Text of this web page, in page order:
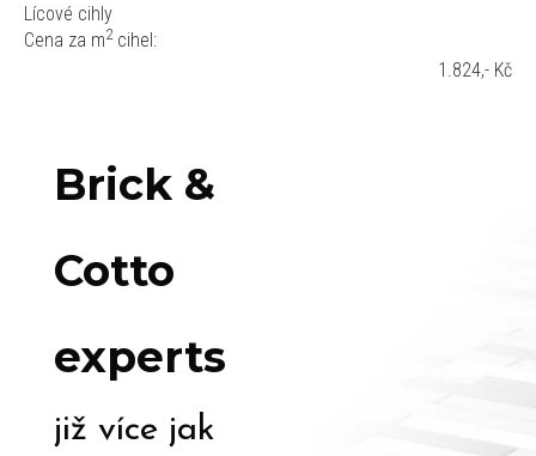
Lícové cihly
Cena za m2cihel:
1.824,- Kč
Brick &
Cotto
experts
již více jak